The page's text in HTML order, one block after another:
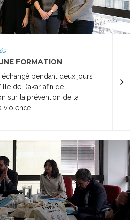
FORMATION
échangé pendant deux jours
de Dakar afin de
sur la prévention de la
violence.